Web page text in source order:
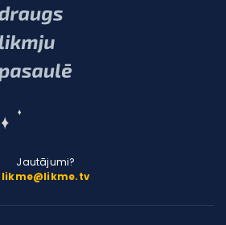
Jautājumi?
likme@likme.tv